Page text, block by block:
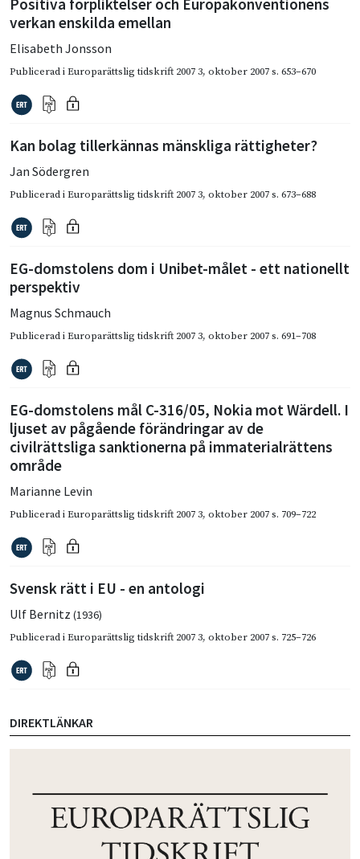
verkan enskilda emellan
Elisabeth Jonsson
Publicerad iEuroparättslig tidskrift 2007 3, oktober 2007s. 653–670
Kan bolag tillerkännas mänskliga rättigheter?
Jan Södergren
Publicerad iEuroparättslig tidskrift 2007 3, oktober 2007s. 673–688
EG-domstolens dom i Unibet-målet - ett nationellt
perspektiv
Magnus Schmauch
Publicerad iEuroparättslig tidskrift 2007 3, oktober 2007s. 691–708
EG-domstolens mål C-316/05, Nokia mot Wärdell. I
ljuset av pågående förändringar av de
civilrättsliga sanktionerna på immaterialrättens
område
Marianne Levin
Publicerad iEuroparättslig tidskrift 2007 3, oktober 2007s. 709–722
Svensk rätt i EU - en antologi
Ulf Bernitz (1936)
Publicerad iEuroparättslig tidskrift 2007 3, oktober 2007s. 725–726
DIREKTLÄNKAR